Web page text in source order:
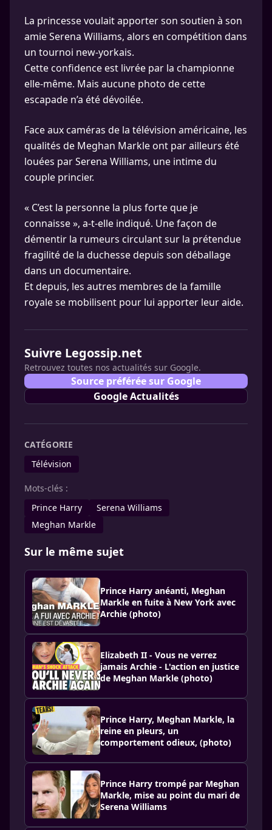
La princesse voulait apporter son soutien à son
amie Serena Williams, alors en compétition dans
un tournoi new-yorkais.
Cette confidence est livrée par la championne
elle-même. Mais aucune photo de cette
escapade n’a été dévoilée.
Face aux caméras de la télévision américaine, les
qualités de Meghan Markle ont par ailleurs été
louées par Serena Williams, une intime du
couple princier.
« C’est la personne la plus forte que je
connaisse », a-t-elle indiqué. Une façon de
démentir la rumeurs circulant sur la prétendue
fragilité de la duchesse depuis son déballage
dans un documentaire.
Et depuis, les autres membres de la famille
royale se mobilisent pour lui apporter leur aide.
Suivre Legossip.net
Retrouvez toutes nos actualités sur Google.
Source préférée sur Google
Google Actualités
CATÉGORIE
Télévision
Mots-clés :
Prince Harry
Serena Williams
Meghan Markle
Sur le même sujet
Prince Harry anéanti, Meghan
Markle en fuite à New York avec
Archie (photo)
Elizabeth II - Vous ne verrez
jamais Archie - L'action en justice
de Meghan Markle (photo)
Prince Harry, Meghan Markle, la
reine en pleurs, un
comportement odieux, (photo)
Prince Harry trompé par Meghan
Markle, mise au point du mari de
Serena Williams